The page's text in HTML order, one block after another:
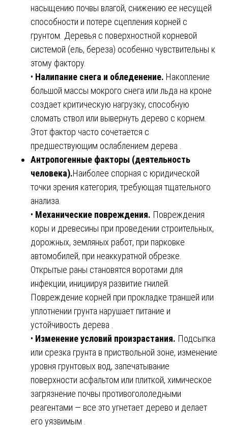
насыщению почвы влагой, снижению ее несущей
способности и потере сцепления корней с
грунтом. Деревья с поверхностной корневой
системой (ель, береза) особенно чувствительны к
этому фактору.
• Налипание снега и обледенение. Накопление
большой массы мокрого снега или льда на кроне
создает критическую нагрузку, способную
сломать ствол или вывернуть дерево с корнем.
Этот фактор часто сочетается с
предшествующим ослаблением дерева .
Антропогенные факторы (деятельность
человека).Наиболее спорная с юридической
точки зрения категория, требующая тщательного
анализа.
• Механические повреждения. Повреждения
коры и древесины при проведении строительных,
дорожных, земляных работ, при парковке
автомобилей, при неаккуратной обрезке.
Открытые раны становятся воротами для
инфекции, инициируя развитие гнилей.
Повреждение корней при прокладке траншей или
уплотнении грунта нарушает питание и
устойчивость дерева .
• Изменение условий произрастания. Подсыпка
или срезка грунта в приствольной зоне, изменение
уровня грунтовых вод, запечатывание
поверхности асфальтом или плиткой, химическое
загрязнение почвы противогололедными
реагентами — все это угнетает дерево и делает
его уязвимым .